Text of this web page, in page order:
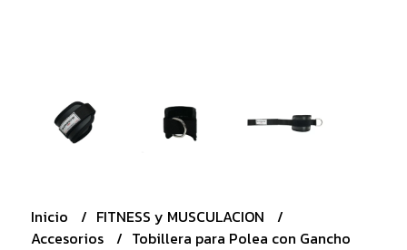
Inicio
FITNESS y MUSCULACION
Accesorios
Tobillera para Polea con Gancho